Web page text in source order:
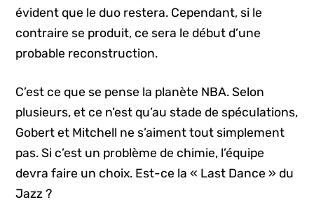
évident que le duo restera. Cependant, si le
contraire se produit, ce sera le début d’une
probable reconstruction.
C’est ce que se pense la planète NBA. Selon
plusieurs, et ce n’est qu’au stade de spéculations,
Gobert et Mitchell ne s’aiment tout simplement
pas. Si c’est un problème de chimie, l’équipe
devra faire un choix. Est-ce la « Last Dance » du
Jazz ?